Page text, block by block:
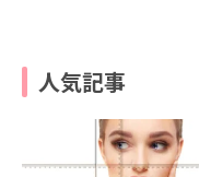
人気記事